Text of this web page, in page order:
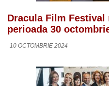
Dracula Film
perioada 30
10 OCTOMBRIE 2024